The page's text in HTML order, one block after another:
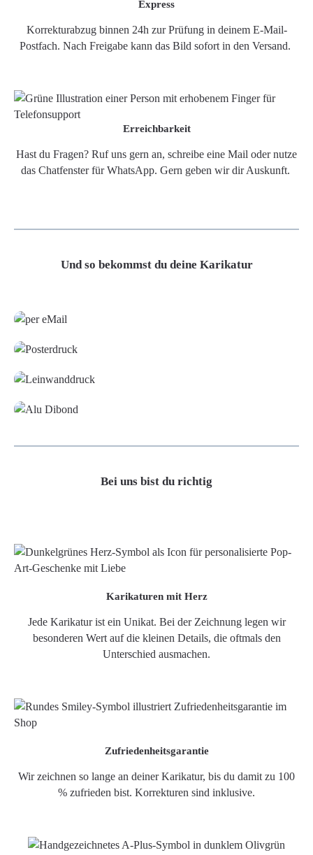
Express
Korrekturabzug binnen 24h zur Prüfung in deinem E-Mail-
Postfach. Nach Freigabe kann das Bild sofort in den Versand.
Erreichbarkeit
Hast du Fragen? Ruf uns gern an, schreibe eine Mail oder nutze
das Chatfenster für WhatsApp. Gern geben wir dir Auskunft.
Und so bekommst du deine Karikatur
Bei uns bist du richtig
Karikaturen mit Herz
Jede Karikatur ist ein Unikat. Bei der Zeichnung legen wir
besonderen Wert auf die kleinen Details, die oftmals den
Unterschied ausmachen.
Zufriedenheitsgarantie
Wir zeichnen so lange an deiner Karikatur, bis du damit zu 100
% zufrieden bist. Korrekturen sind inklusive.